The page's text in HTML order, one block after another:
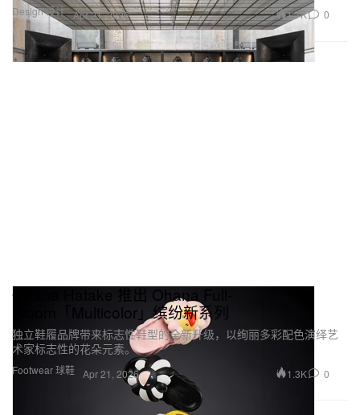
Design 设计 Apr 21, 2026 1.7K 0
Footwear 球鞋
Ohana Hatake 推出 Ohana Full-
Bloom「Multicolor」缤纷新系列
独立鞋履品牌带来标志性鞋型的全新升级，以绚丽多彩配色演绎艺
术家标志性的花朵元素。
Apr 21, 2026 1.3K 0